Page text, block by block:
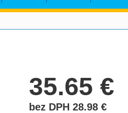
35.65€
bez DPH 28.98€